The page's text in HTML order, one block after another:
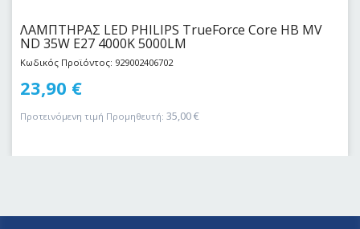
ΛΑΜΠΤΗΡΑΣ LED PHILIPS TrueForce Core HB MV
ND 35W E27 4000K 5000LM
Κωδικός Προϊόντος: 929002406702
23,90 €
Προτεινόμενη τιμή Προμηθευτή: 35,00€